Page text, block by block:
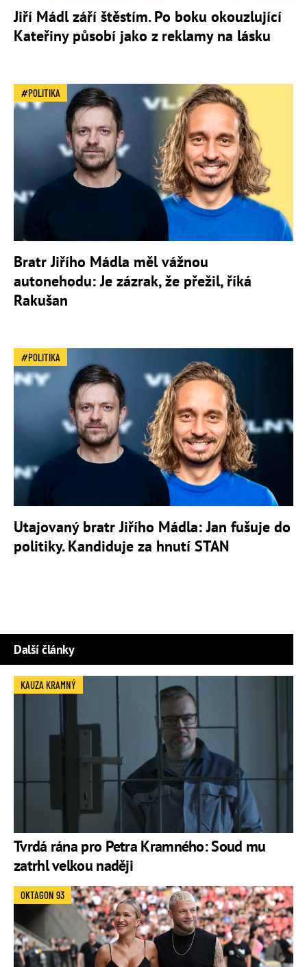
Jiří Mádl září štěstím. Po boku okouzlující
Kateřiny působí jako z reklamy na lásku
POLITIKA
Bratr Jiřího Mádla měl vážnou
autonehodu: Je zázrak, že přežil, říká
Rakušan
POLITIKA
Utajovaný bratr Jiřího Mádla: Jan fušuje do
politiky. Kandiduje za hnutí STAN
Další články
Tvrdá rána pro Petra Kramného: Soud mu
zatrhl velkou naději
KAUZA KRAMNÝ
OKTAGON 93